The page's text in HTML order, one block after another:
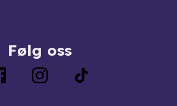
Følg oss